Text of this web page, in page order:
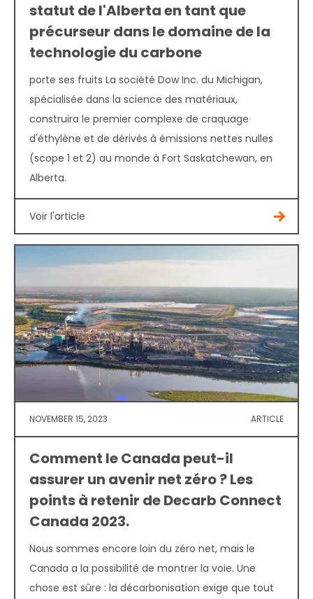
statut de l'Alberta en tant que
précurseur dans le domaine de la
technologie du carbone
porte ses fruits La société Dow Inc. du Michigan,
spécialisée dans la science des matériaux,
construira le premier complexe de craquage
d'éthylène et de dérivés à émissions nettes nulles
(scope 1 et 2) au monde à Fort Saskatchewan, en
Alberta.
Voir l'article
NOVEMBER 15, 2023 ARTICLE
Comment le Canada peut-il
assurer un avenir net zéro ? Les
points à retenir de Decarb Connect
Canada 2023.
Nous sommes encore loin du zéro net, mais le
Canada a la possibilité de montrer la voie. Une
chose est sûre : la décarbonisation exige que tout